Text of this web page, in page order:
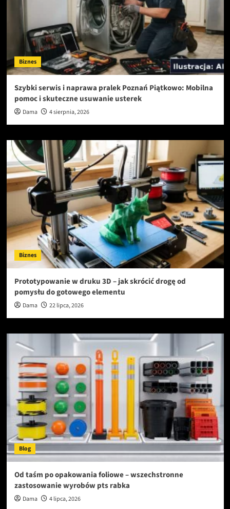
Biznes
Szybki serwis i naprawa pralek Poznań Piątkowo: Mobilna
pomoc i skuteczne usuwanie usterek
Dama 4 sierpnia, 2026
Biznes
Prototypowanie w druku 3D – jak skrócić drogę od
pomysłu do gotowego elementu
Dama 22 lipca, 2026
Blog
Od taśm po opakowania foliowe – wszechstronne
zastosowanie wyrobów pts rabka
Dama 4 lipca, 2026